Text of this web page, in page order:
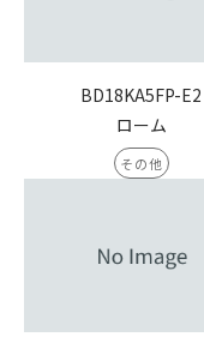
BD18KA5FP-E2
ローム
その他